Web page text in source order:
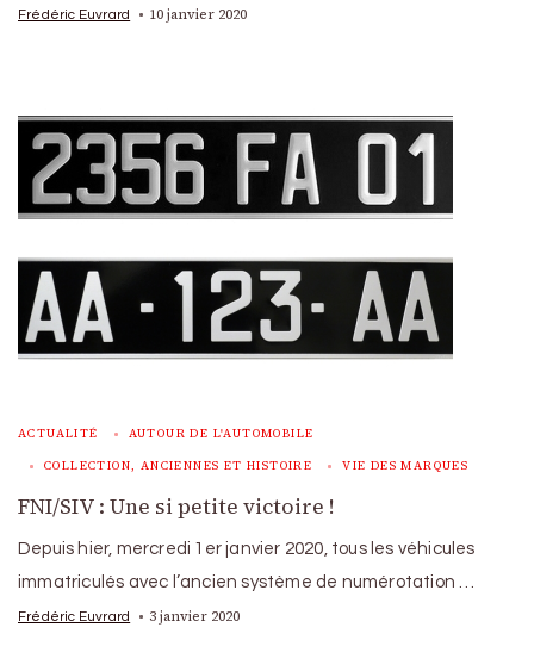
Frédéric Euvrard 10 janvier 2020
ACTUALITÉ AUTOUR DE L'AUTOMOBILE
COLLECTION, ANCIENNES ET HISTOIRE VIE DES MARQUES
FNI/SIV : Une si petite victoire !
Depuis hier, mercredi 1er janvier 2020, tous les véhicules
immatriculés avec l’ancien système de numérotation …
Frédéric Euvrard 3 janvier 2020